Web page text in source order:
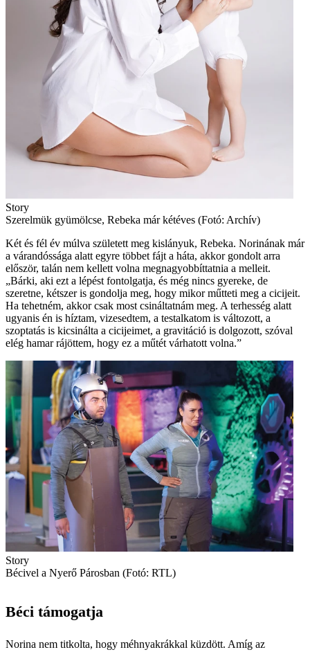
Story
Szerelmük gyümölcse, Rebeka már kétéves (Fotó: Archív)
Két és fél év múlva született meg kislányuk, Rebeka. Norinának már
a várandóssága alatt egyre többet fájt a háta, akkor gondolt arra
először, talán nem kellett volna megnagyobbíttatnia a melleit.
„Bárki, aki ezt a lépést fontolgatja, és még nincs gyereke, de
szeretne, kétszer is gondolja meg, hogy mikor műtteti meg a cicijeit.
Ha tehetném, akkor csak most csináltatnám meg. A terhesség alatt
ugyanis én is híztam, vizesedtem, a testalkatom is változott, a
szoptatás is kicsinálta a cicijeimet, a gravitáció is dolgozott, szóval
elég hamar rájöttem, hogy ez a műtét várhatott volna.”
Story
Bécivel a Nyerő Párosban (Fotó: RTL)
Béci támogatja
Norina nem titkolta, hogy méhnyakrákkal küzdött. Amíg az